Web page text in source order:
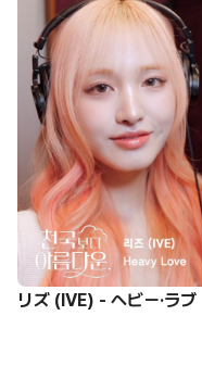
リズ (IVE) - ヘビー·ラブ